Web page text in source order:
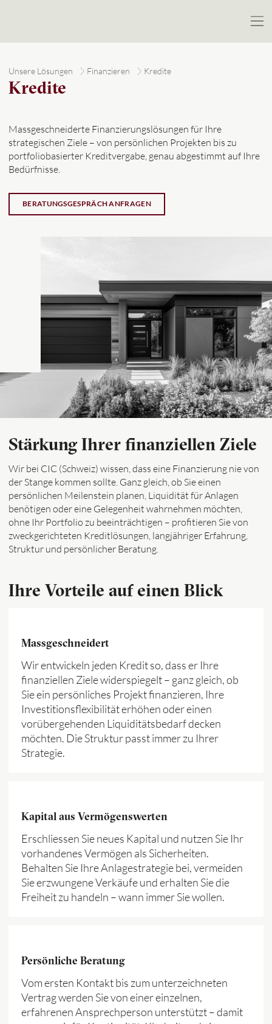
Unsere Lösungen Finanzieren Kredite
Kredite
Massgeschneiderte Finanzierungslösungen für Ihre
strategischen Ziele – von persönlichen Projekten bis zu
portfoliobasierter Kreditvergabe, genau abgestimmt auf Ihre
Bedürfnisse.
BERATUNGSGESPRÄCH ANFRAGEN
Stärkung Ihrer finanziellen Ziele
Wir bei CIC (Schweiz) wissen, dass eine Finanzierung nie von
der Stange kommen sollte. Ganz gleich, ob Sie einen
persönlichen Meilenstein planen, Liquidität für Anlagen
benötigen oder eine Gelegenheit wahrnehmen möchten,
ohne Ihr Portfolio zu beeinträchtigen – profitieren Sie von
zweckgerichteten Kreditlösungen, langjähriger Erfahrung,
Struktur und persönlicher Beratung.
Ihre Vorteile auf einen Blick
Massgeschneidert
Wir entwickeln jeden Kredit so, dass er Ihre
finanziellen Ziele widerspiegelt – ganz gleich, ob
Sie ein persönliches Projekt finanzieren, Ihre
Investitionsflexibilität erhöhen oder einen
vorübergehenden Liquiditätsbedarf decken
möchten. Die Struktur passt immer zu Ihrer
Strategie.
Kapital aus Vermögenswerten
Erschliessen Sie neues Kapital und nutzen Sie Ihr
vorhandenes Vermögen als Sicherheiten.
Behalten Sie Ihre Anlagestrategie bei, vermeiden
Sie erzwungene Verkäufe und erhalten Sie die
Freiheit zu handeln – wann immer Sie wollen.
Persönliche Beratung
Vom ersten Kontakt bis zum unterzeichneten
Vertrag werden Sie von einer einzelnen,
erfahrenen Ansprechperson unterstützt – damit